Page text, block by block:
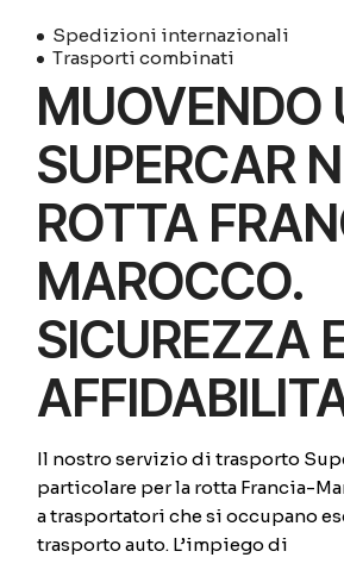
Spedizioni internazionali
Trasporti combinati
MUOVENDO
SUPERCAR
ROTTA
MAROCCO.
SICUREZZA
Il nostro servizio di trasporto
particolare per la rotta Francia-
a trasportatori che si occupano
trasporto auto. L’impiego di